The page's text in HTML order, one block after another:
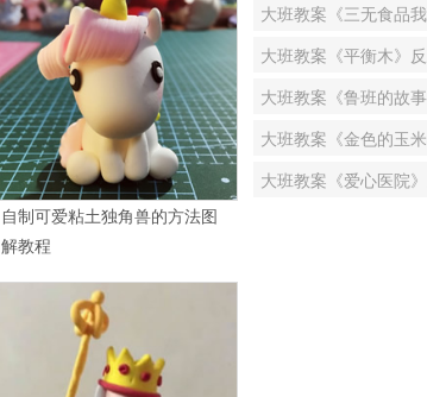
自制可爱粘土独角兽的方法图
解教程
大班教案《三无食品
大班教案《平衡木》
大班教案《鲁班的故
大班教案《金色的玉
大班教案《爱心医院